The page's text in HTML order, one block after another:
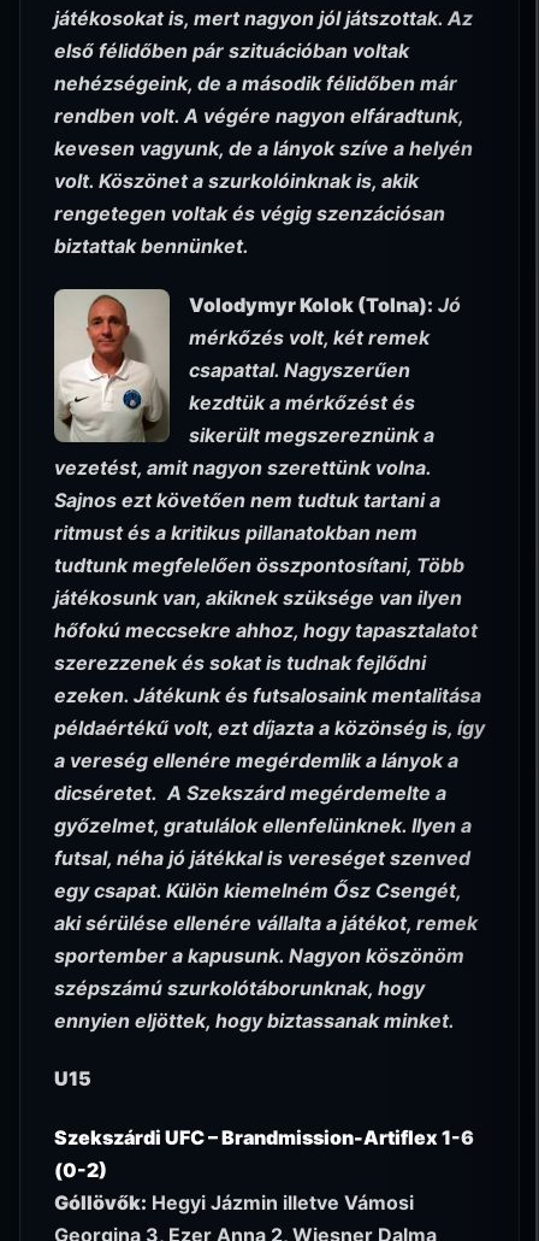
játékosokat is, mert nagyon jól játszottak. Az
első félidőben pár szituációban voltak
nehézségeink, de a második félidőben már
rendben volt. A végére nagyon elfáradtunk,
kevesen vagyunk, de a lányok szíve a helyén
volt. Köszönet a szurkolóinknak is, akik
rengetegen voltak és végig szenzációsan
biztattak bennünket.
Volodymyr Kolok (Tolna): Jó
mérkőzés volt, két remek
csapattal. Nagyszerűen
kezdtük a mérkőzést és
sikerült megszereznünk a
vezetést, amit nagyon szerettünk volna.
Sajnos ezt követően nem tudtuk tartani a
ritmust és a kritikus pillanatokban nem
tudtunk megfelelően összpontosítani, Több
játékosunk van, akiknek szüksége van ilyen
hőfokú meccsekre ahhoz, hogy tapasztalatot
szerezzenek és sokat is tudnak fejlődni
ezeken. Játékunk és futsalosaink mentalitása
példaértékű volt, ezt díjazta a közönség is, így
a vereség ellenére megérdemlik a lányok a
dicséretet. A Szekszárd megérdemelte a
győzelmet, gratulálok ellenfelünknek. Ilyen a
futsal, néha jó játékkal is vereséget szenved
egy csapat. Külön kiemelném Ősz Csengét,
aki sérülése ellenére vállalta a játékot, remek
sportember a kapusunk. Nagyon köszönöm
szépszámú szurkolótáborunknak, hogy
ennyien eljöttek, hogy biztassanak minket.
U15
Szekszárdi UFC – Brandmission-Artiflex 1-6
(0-2)
Góllövők: Hegyi Jázmin illetve Vámosi
Georgina 3, Ezer Anna 2, Wiesner Dalma